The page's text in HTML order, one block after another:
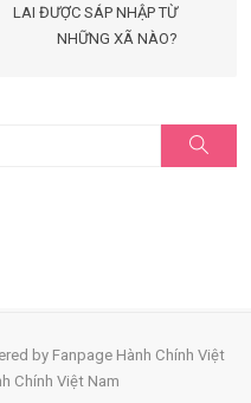
LAI ĐƯỢC SÁP NHẬP TỪ
NHỮNG XÃ NÀO?
kiếm
by Fanpage Hành Chính Việt
Chính Việt Nam